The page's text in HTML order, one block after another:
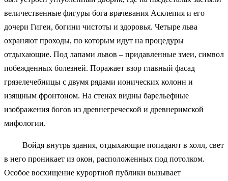
величественные фигуры бога врачевания Асклепия и его
дочери Гигеи, богини чистоты и здоровья. Четыре льва
охраняют проходы, по которым идут на процедуры
отдыхающие. Под лапами львов – придавленные змеи, символ
побежденных болезней. Поражает взор главный фасад
грязелечебницы с двумя рядами ионических колонн и
изящным фронтоном. На стенах видны барельефные
изображения богов из древнегреческой и древнеримской
мифологии.
Войдя внутрь здания, отдыхающие попадают в холл, свет
в него проникает из окон, расположенных под потолком.
Особое восхищение курортной публики вызывает